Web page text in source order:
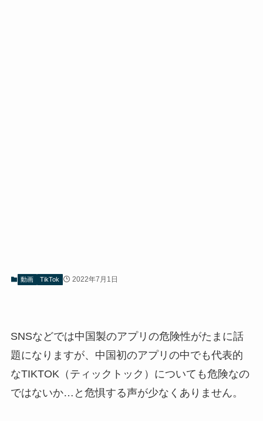
動画 TikTok 2022年7月1日
SNSなどでは中国製のアプリの危険性がたまに話
題になりますが、中国初のアプリの中でも代表的
なTIKTOK（ティックトック）についても危険なの
ではないか…と危惧する声が少なくありません。